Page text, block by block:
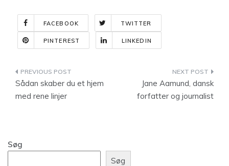
FACEBOOK TWITTER
PINTEREST LINKEDIN
Indlægsnavigation
Sådan skaber du et hjem
med rene linjer
Jane Aamund, dansk
forfatter og journalist
Søg
Søg